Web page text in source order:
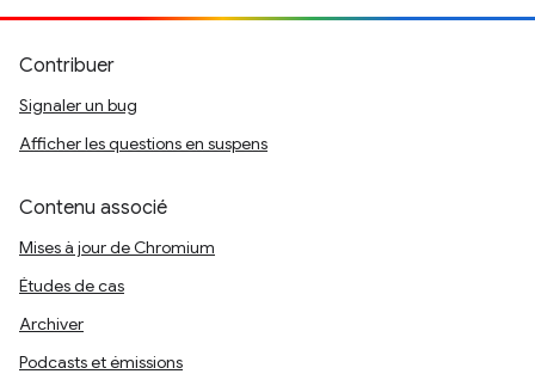
Contribuer
Signaler un bug
Afficher les questions en suspens
Contenu associé
Mises à jour de Chromium
Études de cas
Archiver
Podcasts et émissions